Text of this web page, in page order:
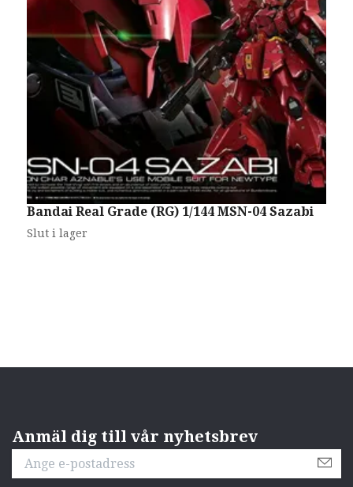
Bandai Real Grade (RG) 1/144 MSN-04 Sazabi
Slut i lager
Anmäl dig till vår nyhetsbrev